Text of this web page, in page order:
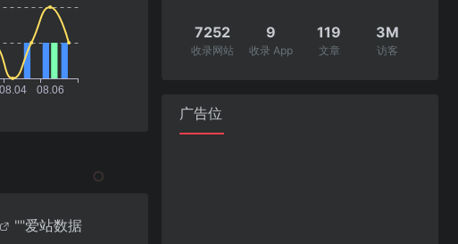
""爱站数据
7252
收录网站
9
收录 App
119
文章
3M
访客
广告位